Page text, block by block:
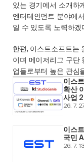
있는 경기에서 소개하
엔터테인먼트 분야에
일 수 있도록 노력하겠
한편, 이스트소프트는
이며 메이저리그 구단
업들로부터 높은 관심
이스
확산
사업
26. 7.
이스
국민
26. 7.